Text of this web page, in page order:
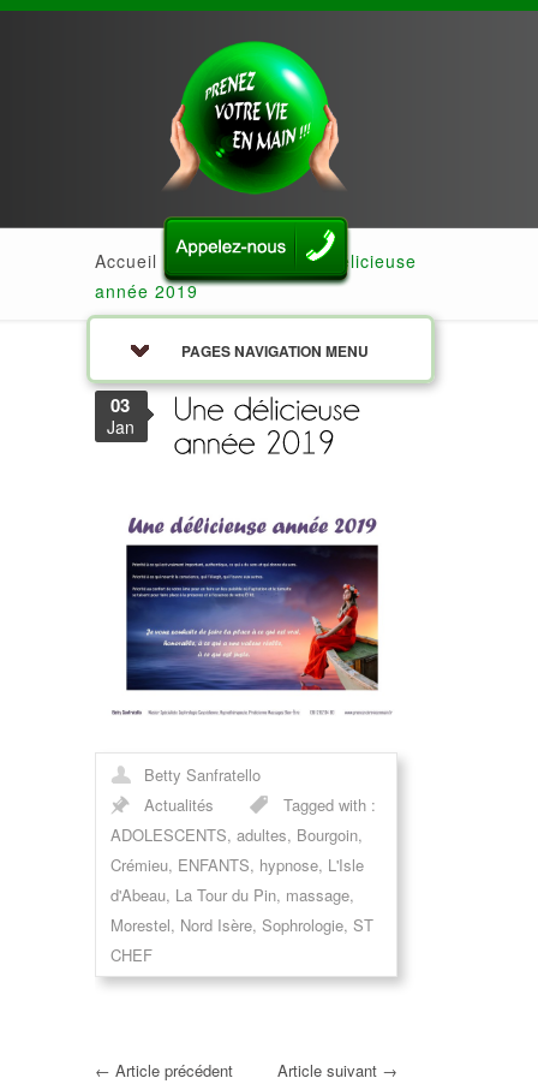
PAGES NAVIGATION MENU
Accueil » Actualités » Une délicieuse
année 2019
03
Jan
Betty Sanfratello
Actualités
Tagged with :
ADOLESCENTS, adultes, Bourgoin,
Crémieu, ENFANTS, hypnose, L'Isle
d'Abeau, La Tour du Pin, massage,
Morestel, Nord Isère, Sophrologie, ST
CHEF
← Article précédent Article suivant →